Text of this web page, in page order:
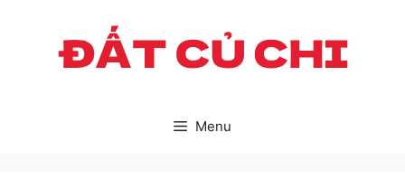
Menu